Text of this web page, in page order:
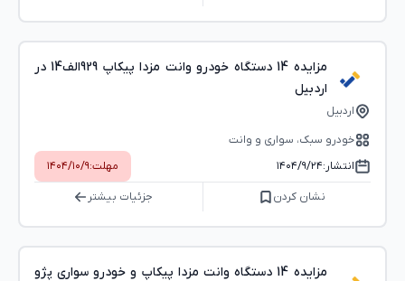
مزایده 14 دستگاه خودرو وانت مزدا پیکاپ 929الف14 در
اردبیل
اردبیل
خودرو سبک، سواری و وانت
انتشار:۱۴۰۴/۹/۲۴ مهلت:۱۴۰۴/۱۰/۹
نشان کردن جزئیات بیشتر
مزایده 14 دستگاه وانت مزدا پیکاپ و خودرو سواری پژو